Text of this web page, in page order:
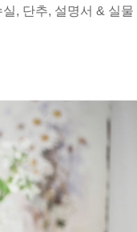
, 단추, 설명서 & 실물